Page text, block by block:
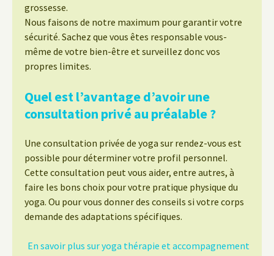
grossesse.
Nous faisons de notre maximum pour garantir votre
sécurité. Sachez que vous êtes responsable vous-
même de votre bien-être et surveillez donc vos
propres limites.
Quel est l’avantage d’avoir une
consultation privé au préalable ?
Une consultation privée de yoga sur rendez-vous est
possible pour déterminer votre profil personnel.
Cette consultation peut vous aider, entre autres, à
faire les bons choix pour votre pratique physique du
yoga. Ou pour vous donner des conseils si votre corps
demande des adaptations spécifiques.
En savoir plus sur yoga thérapie et accompagnement